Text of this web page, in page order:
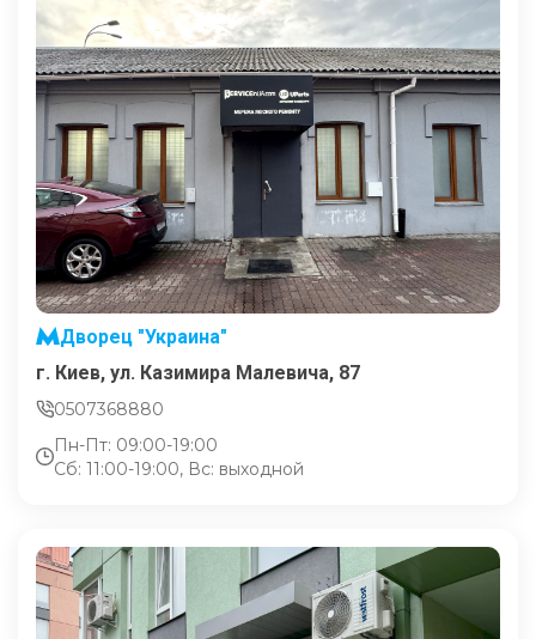
Дворец "Украина"
г. Киев, ул. Казимира Малевича, 87
0507368880
Пн-Пт: 09:00-19:00
Сб: 11:00-19:00, Вс: выходной